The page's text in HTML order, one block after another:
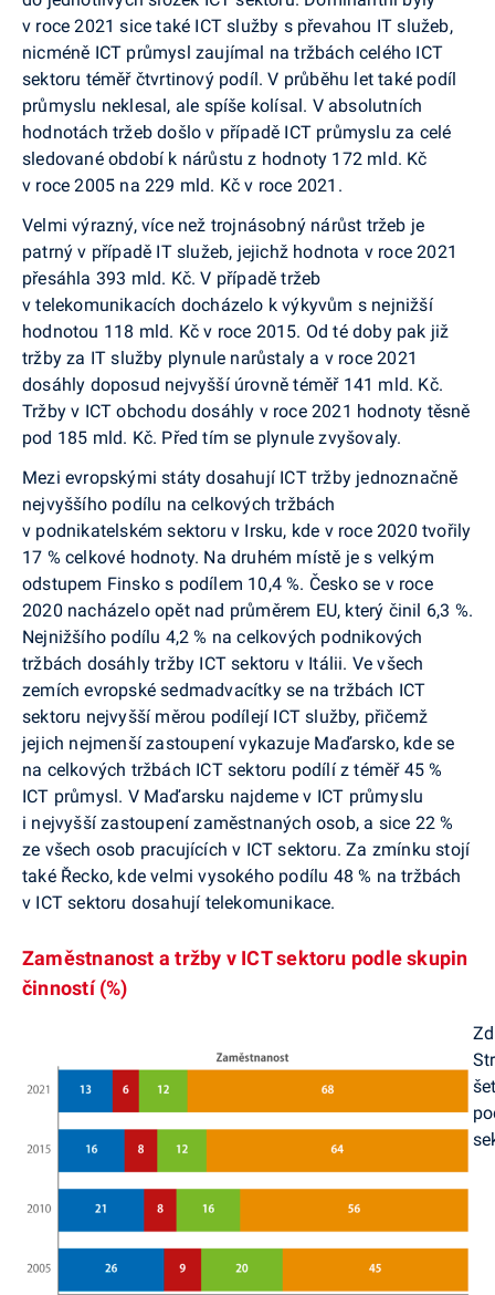
v roce 2021 sice také ICT služby s převahou IT služeb,
nicméně ICT průmysl zaujímal na tržbách celého ICT
sektoru téměř čtvrtinový podíl. V průběhu let také podíl
průmyslu neklesal, ale spíše kolísal. V absolutních
hodnotách tržeb došlo v případě ICT průmyslu za celé
sledované období k nárůstu z hodnoty 172 mld. Kč
v roce 2005 na 229 mld. Kč v roce 2021.
Velmi výrazný, více než trojnásobný nárůst tržeb je
patrný v případě IT služeb, jejichž hodnota v roce 2021
přesáhla 393 mld. Kč. V případě tržeb
v telekomunikacích docházelo k výkyvům s nejnižší
hodnotou 118 mld. Kč v roce 2015. Od té doby pak již
tržby za IT služby plynule narůstaly a v roce 2021
dosáhly doposud nejvyšší úrovně téměř 141 mld. Kč.
Tržby v ICT obchodu dosáhly v roce 2021 hodnoty těsně
pod 185 mld. Kč. Před tím se plynule zvyšovaly.
Mezi evropskými státy dosahují ICT tržby jednoznačně
nejvyššího podílu na celkových tržbách
v podnikatelském sektoru v Irsku, kde v roce 2020 tvořily
17 % celkové hodnoty. Na druhém místě je s velkým
odstupem Finsko s podílem 10,4 %. Česko se v roce
2020 nacházelo opět nad průměrem EU, který činil 6,3 %.
Nejnižšího podílu 4,2 % na celkových podnikových
tržbách dosáhly tržby ICT sektoru v Itálii. Ve všech
zemích evropské sedmadvacítky se na tržbách ICT
sektoru nejvyšší měrou podílejí ICT služby, přičemž
jejich nejmenší zastoupení vykazuje Maďarsko, kde se
na celkových tržbách ICT sektoru podílí z téměř 45 %
ICT průmysl. V Maďarsku najdeme v ICT průmyslu
i nejvyšší zastoupení zaměstnaných osob, a sice 22 %
ze všech osob pracujících v ICT sektoru. Za zmínku stojí
také Řecko, kde velmi vysokého podílu 48 % na tržbách
v ICT sektoru dosahují telekomunikace.
Zaměstnanost a tržby v ICT sektoru podle skupin
činností (%)